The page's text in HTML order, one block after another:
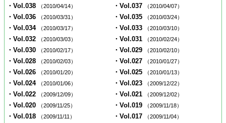
・Vol.038 （2010/04/14） ・Vol.037 （2010/04/07）
・Vol.036 （2010/03/31） ・Vol.035 （2010/03/24）
・Vol.034 （2010/03/17） ・Vol.033 （2010/03/10）
・Vol.032 （2010/03/03） ・Vol.031 （2010/02/24）
・Vol.030 （2010/02/17） ・Vol.029 （2010/02/10）
・Vol.028 （2010/02/03） ・Vol.027 （2010/01/27）
・Vol.026 （2010/01/20） ・Vol.025 （2010/01/13）
・Vol.024 （2010/01/06） ・Vol.023 （2009/12/22）
・Vol.022 （2009/12/09） ・Vol.021 （2009/12/02）
・Vol.020 （2009/11/25） ・Vol.019 （2009/11/18）
・Vol.018 （2009/11/11） ・Vol.017 （2009/11/04）